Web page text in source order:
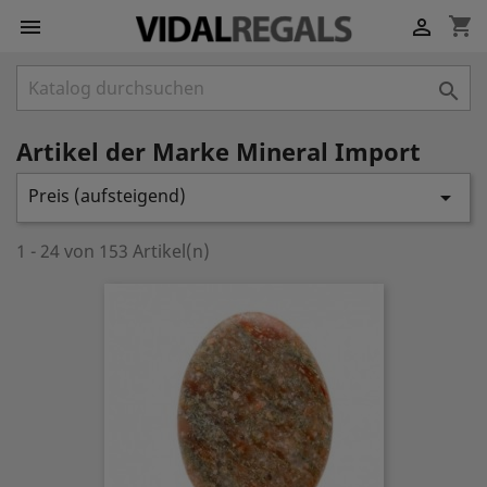
 shopping_cart


Artikel der Marke Mineral Import
Preis (aufsteigend) 
1 - 24 von 153 Artikel(n)